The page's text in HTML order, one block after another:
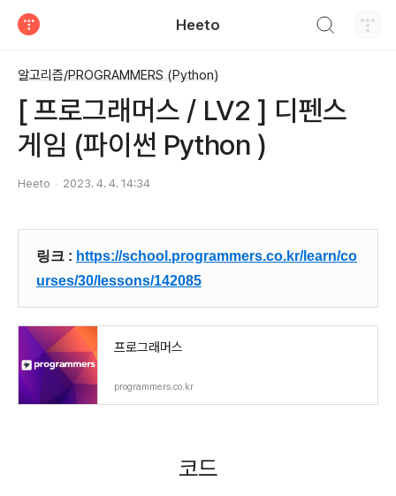
Heeto
알고리즘/PROGRAMMERS (Python)
[ 프로그래머스 / LV2 ] 디펜스
게임 (파이썬 Python )
Heeto 2023. 4. 4. 14:34
링크 : https://school.programmers.co.kr/learn/co
urses/30/lessons/142085
프로그래머스
programmers.co.kr
코드